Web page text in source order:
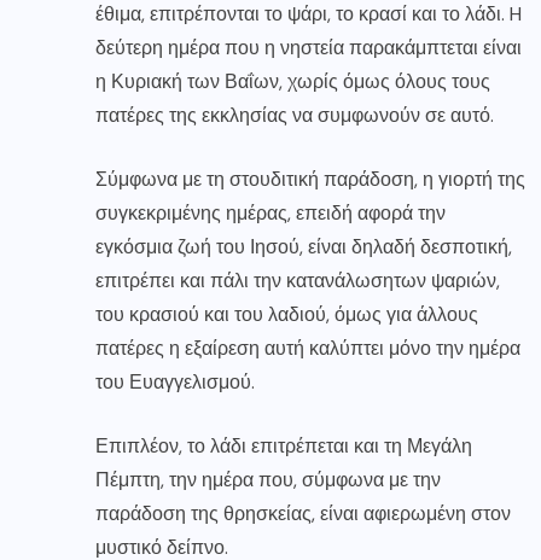
έθιμα, επιτρέπονται το ψάρι, το κρασί και το λάδι. H
δεύτερη ημέρα που η νηστεία παρακάμπτεται είναι
η Κυριακή των Βαΐων, χωρίς όμως όλους τους
πατέρες της εκκλησίας να συμφωνούν σε αυτό.
Σύμφωνα με τη στουδιτική παράδοση, η γιορτή της
συγκεκριμένης ημέρας, επειδή αφορά την
εγκόσμια ζωή του Ιησού, είναι δηλαδή δεσποτική,
επιτρέπει και πάλι την κατανάλωσητων ψαριών,
του κρασιού και του λαδιού, όμως για άλλους
πατέρες η εξαίρεση αυτή καλύπτει μόνο την ημέρα
του Ευαγγελισμού.
Επιπλέον, το λάδι επιτρέπεται και τη Μεγάλη
Πέμπτη, την ημέρα που, σύμφωνα με την
παράδοση της θρησκείας, είναι αφιερωμένη στον
μυστικό δείπνο.